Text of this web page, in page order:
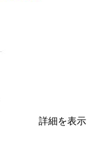
詳細を表示